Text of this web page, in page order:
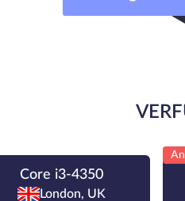
Core i3-4350
London, UK